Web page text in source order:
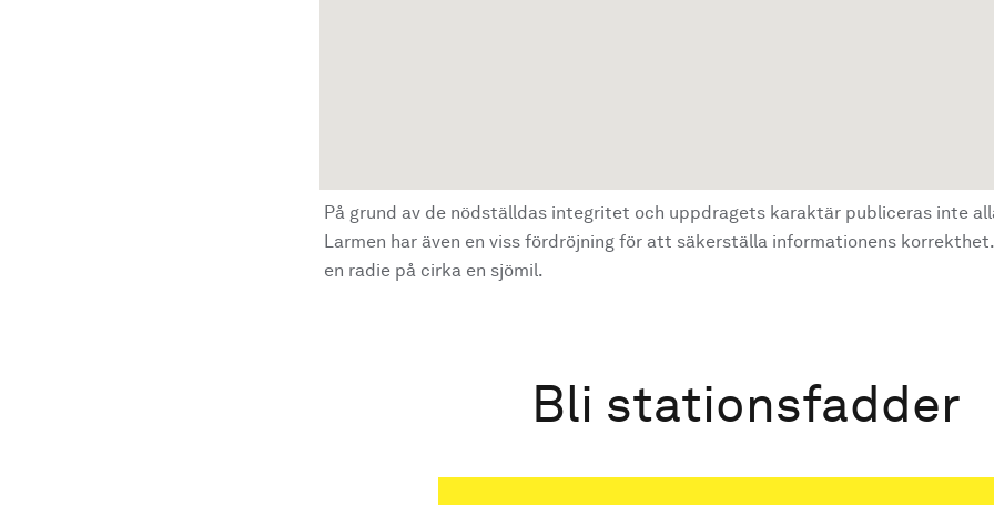
På grund av de nödställdas integritet och uppdragets karaktär publiceras inte
Larmen har även en viss fördröjning för att säkerställa informationens
en radie på cirka en sjömil.
Bli stationsfadder